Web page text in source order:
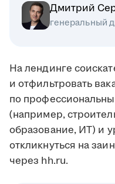
Дмитрий
генеральный
На лендинге
и отфильтровать
по
(например,
образование, ИТ) и
откликнуться на
через hh.ru.